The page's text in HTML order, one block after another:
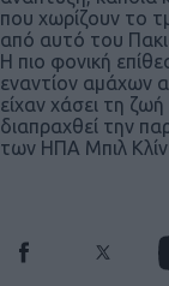
που χωρίζουν το
από αυτό του
Η πιο φονική
εναντίον αμάχων
είχαν χάσει τη
διαπραχθεί την
των ΗΠΑ Μπιλ